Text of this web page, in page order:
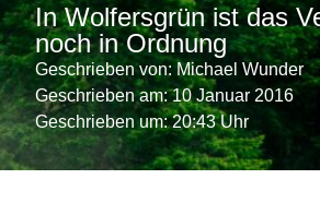
In Wolfersgrün ist das
noch in Ordnung
Geschrieben von: Michael Wunder
Geschrieben am: 10 Januar 2016
Geschrieben um: 20:43 Uhr